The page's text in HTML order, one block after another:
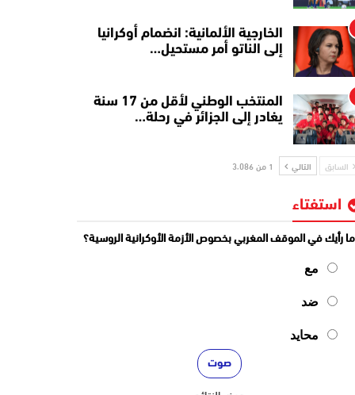
الخارجية الألمانية: انضمام أوكرانيا
إلى الناتو أمر مستحيل…
المنتخب الوطني لأقل من 17 سنة
يغادر إلى الجزائر في رحلة…
السابق التالي 1 من 3٬086
استفتاء
ما رأيك في الموقف المغربي بخصوص الأزمة الأوكرانية الروسية؟
مع
ضد
محايد